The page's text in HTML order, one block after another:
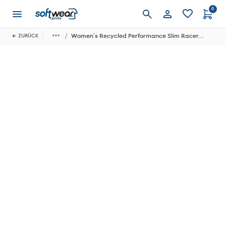
Anmelden
0
ZURÜCK Women´s Recycled Performance Slim Racer Back Vest